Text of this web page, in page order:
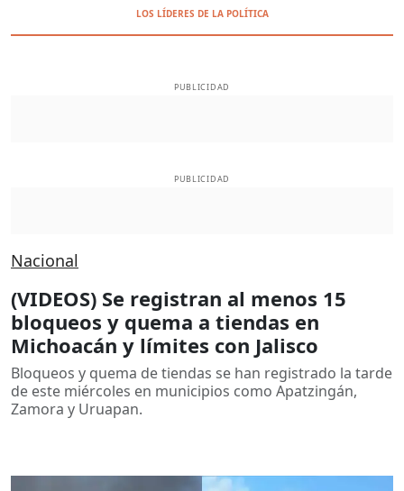
LOS LÍDERES DE LA POLÍTICA
PUBLICIDAD
PUBLICIDAD
Nacional
(VIDEOS) Se registran al menos 15
bloqueos y quema a tiendas en
Michoacán y límites con Jalisco
Bloqueos y quema de tiendas se han registrado la tarde
de este miércoles en municipios como Apatzingán,
Zamora y Uruapan.